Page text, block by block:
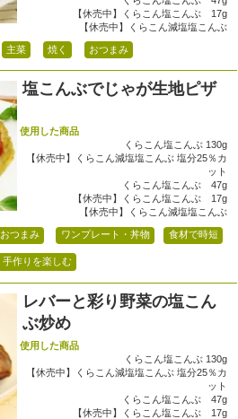
【休売中】くらこん塩こんぶ 17g
【休売中】くらこん減塩塩こんぶ
主菜 焼く おつまみ
塩こんぶでじゃが生地ピザ
使用した商品
くらこん塩こんぶ 130g
【休売中】くらこん減塩塩こんぶ 塩分25％カ
ット
くらこん塩こんぶ 47g
【休売中】くらこん塩こんぶ 17g
【休売中】くらこん減塩塩こんぶ
おつまみ ワンプレート・丼物 食材で時短
手作りを楽しむ
レバーと彩り野菜の塩こん
ぶ炒め
使用した商品
くらこん塩こんぶ 130g
【休売中】くらこん減塩塩こんぶ 塩分25％カ
ット
くらこん塩こんぶ 47g
【休売中】くらこん塩こんぶ 17g